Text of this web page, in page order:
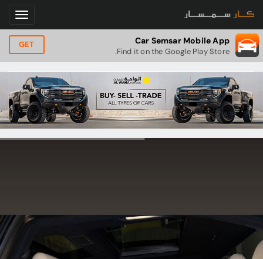
Car Semsar Mobile App
Find it on the Google Play Store.
GET